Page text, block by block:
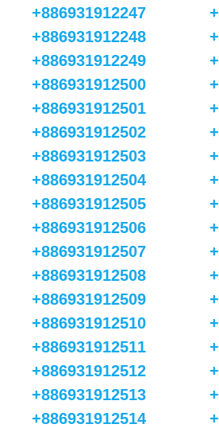
+886931912247
+886931912248
+886931912249
+886931912500
+886931912501
+886931912502
+886931912503
+886931912504
+886931912505
+886931912506
+886931912507
+886931912508
+886931912509
+886931912510
+886931912511
+886931912512
+886931912513
+886931912514